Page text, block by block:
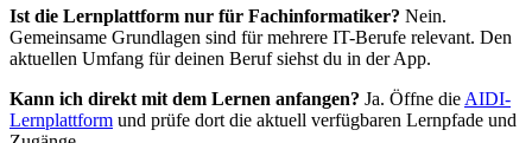
Ist die Lernplattform nur für Fachinformatiker? Nein.
Gemeinsame Grundlagen sind für mehrere IT-Berufe relevant. Den
aktuellen Umfang für deinen Beruf siehst du in der App.
Kann ich direkt mit dem Lernen anfangen? Ja. Öffne die AIDI-
Lernplattform und prüfe dort die aktuell verfügbaren Lernpfade und